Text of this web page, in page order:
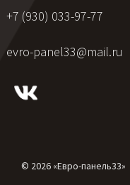
+7 (930) 033-97-77
evro-panel33@mail.ru
© 2026 «Евро-панель33»